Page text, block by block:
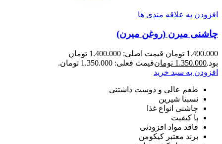
افزودن به علاقه مندی ها
چاشنی میرن (روغن میرن)
1.400.000 تومان
قیمت اصلی: 1.400.000 تومان
بود.1.350.000 تومانقیمت فعلی: 1.350.000 تومان.
افزودن به سبد خرید
طعم عالی و دوست داشتنی
نسبتا شیرین
چاشنی انواع غذا
با کیفیت
فاقد مواد افزودنی
برند معتبر کیکومن